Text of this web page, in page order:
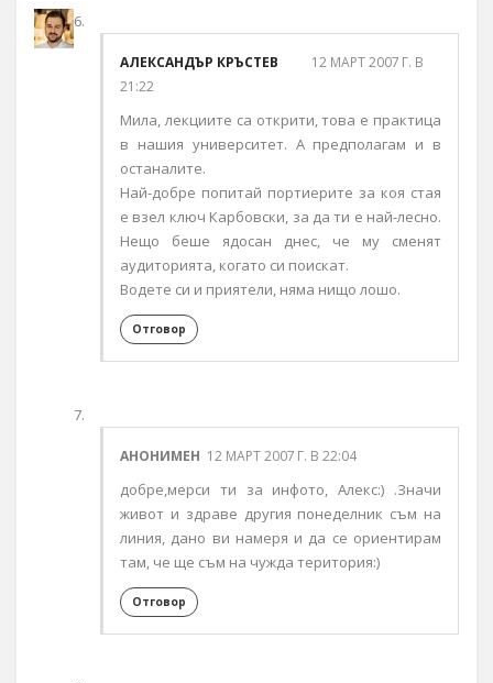
АЛЕКСАНДЪР КРЪСТЕВ
12 МАРТ 2007 Г. В
21:22
Мила, лекциите са открити, това е практица
в нашия университет. А предполагам и в
останалите.
Най-добре попитай портиерите за коя стая
е взел ключ Карбовски, за да ти е най-лесно.
Нещо беше ядосан днес, че му сменят
аудиторията, когато си поискат.
Водете си и приятели, няма нищо лошо.
Отговор
АНОНИМЕН 12 МАРТ 2007 Г. В 22:04
добре,мерси ти за инфото, Алекс:) .Значи
живот и здраве другия понеделник съм на
линия, дано ви намеря и да се ориентирам
там, че ще съм на чужда територия:)
Отговор